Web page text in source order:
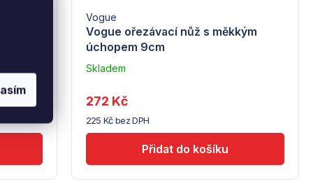
Vogue ořezávací nůž s měkkým
úchopem 9cm
Vogue
Skladem
dodavatele
(10)
225 Kč bez DPH
272 Kč